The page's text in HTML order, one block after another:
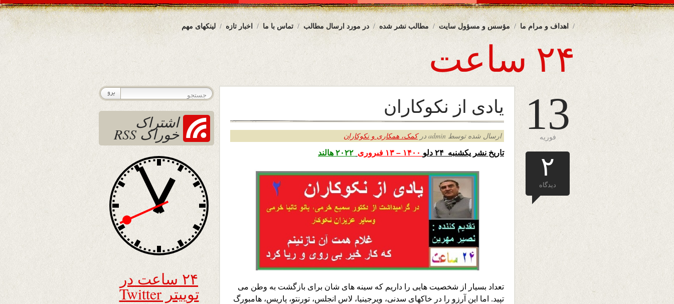
لینکهای مهم اخبار تازه تماس با ما در مورد ارسال مطالب مطالب نشر شده مؤسس و مسؤول سایت اهداف و مرام ما
۲۴ ساعت
13
فوریه
۲
دیدگاه
یادی از نکوکاران
ارسال شده توسط admin در کمک، همکاری و نکوکاران
تاریخ نشر یکشنبه ۲۴ دلو
تعداد بسیار از شخصیت هایی را داریم که سینه های شان برای بازگشت به وطن می
تپید. اما این آرزو را در خاکهای سدنی، ویرجینیا، لاس انجلس، تورنتو، پاریس، هامبورگ
اشتراک
خوراک RSS
۲۴ ساعت در
توییتر Twitter